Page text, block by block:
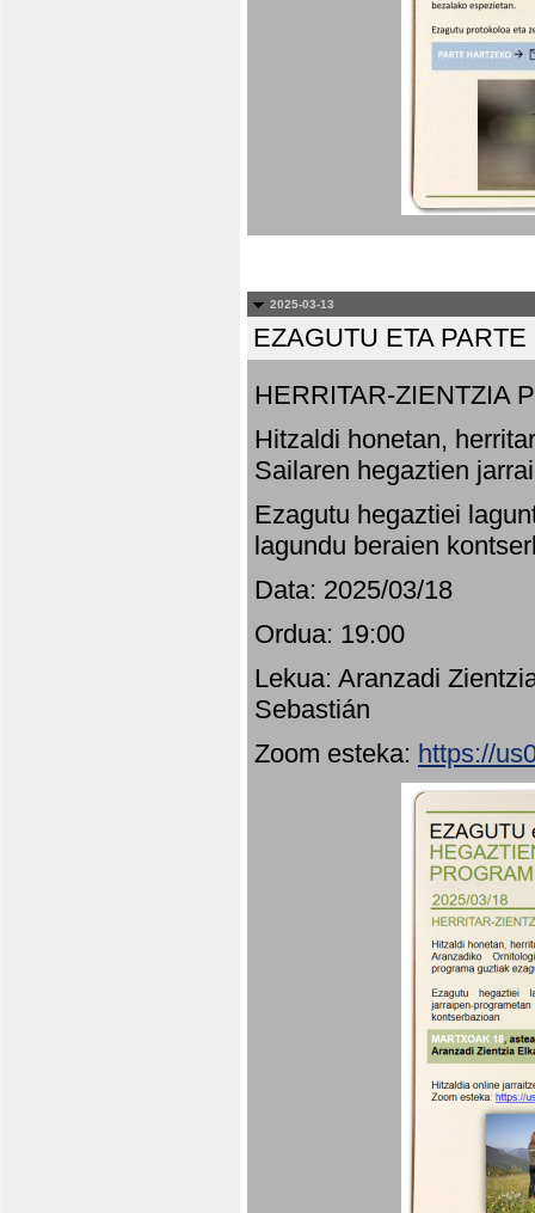
2025-03-13
EZAGUTU ETA
HERRITAR-ZIENTZIA
Hitzaldi honetan,
Sailaren hegaztien
Ezagutu hegaztiei
lagundu beraien
Data: 2025/03/18
Ordua: 19:00
Lekua: Aranzadi
Sebastián
Zoom esteka: https://